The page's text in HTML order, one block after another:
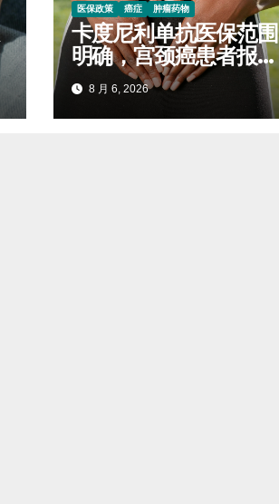
医保政策 癌症 肿瘤药物
卡度尼利单抗医保范围
明确，宫颈癌患者报销
标准对照查看
8 月 6, 2026